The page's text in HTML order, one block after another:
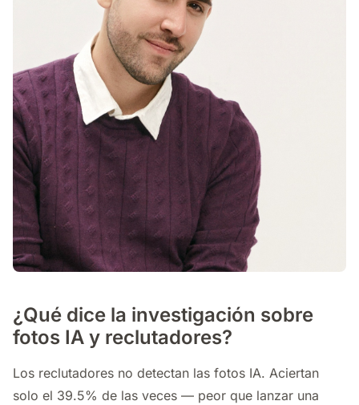
¿Qué dice la investigación sobre
fotos IA y reclutadores?
Los reclutadores no detectan las fotos IA. Aciertan
solo el 39.5% de las veces — peor que lanzar una